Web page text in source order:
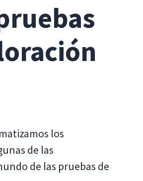
los
de las
de las pruebas de